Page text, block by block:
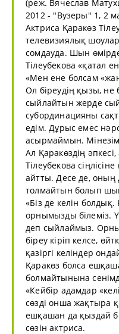
(реж. Вячеслав
2012 - "Вузеры" 1, 2
Актриса Қаракөз
телевизиялық
сомдауда. Шын өмірде
Тілеубекова «қатал
«Мен ене болсам
Ол біреудің қызы,
сыйлайтын жерде
субординацияны
едім. Дұрыс емес
асырмаймын. Мінезім
Ал Қаракөздің
Тілеубекова
айтты. Десе де, оның
толмайтын болып
«Біз де келін болдық.
орнымызды білеміз.
деп сыйлаймыз.
біреу кіріп келсе,
қазіргі келіндер
Қаракөз болса
болмайтынына
«Кейбір адамдар
сөзді онша жақтыра
ешқашан да қыздай
сөзін актриса.